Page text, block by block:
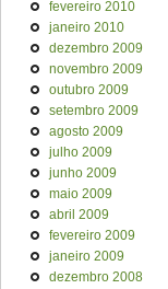
fevereiro 2010
janeiro 2010
dezembro 2009
novembro 2009
outubro 2009
setembro 2009
agosto 2009
julho 2009
junho 2009
maio 2009
abril 2009
fevereiro 2009
janeiro 2009
dezembro 2008